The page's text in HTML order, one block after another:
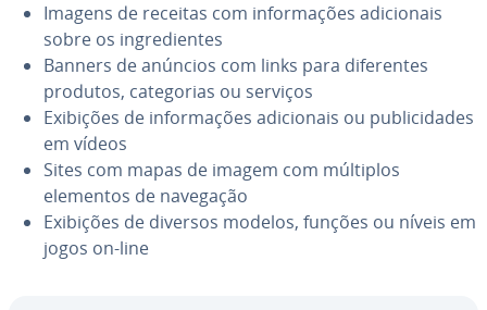
Imagens de receitas com in­for­ma­ções adi­ci­o­nais
sobre os in­gre­di­en­tes
Banners de anúncios com links para di­fe­ren­tes
produtos, ca­te­go­rias ou serviços
Exibições de in­for­ma­ções adi­ci­o­nais ou pu­bli­ci­da­des
em vídeos
Sites com mapas de imagem com múltiplos
elementos de navegação
Exibições de diversos modelos, funções ou níveis em
jogos on-line